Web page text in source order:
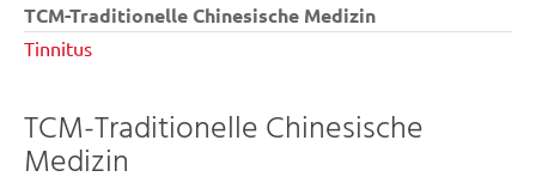
TCM-Traditionelle Chinesische Medizin
Tinnitus
TCM-Traditionelle Chinesische
Medizin